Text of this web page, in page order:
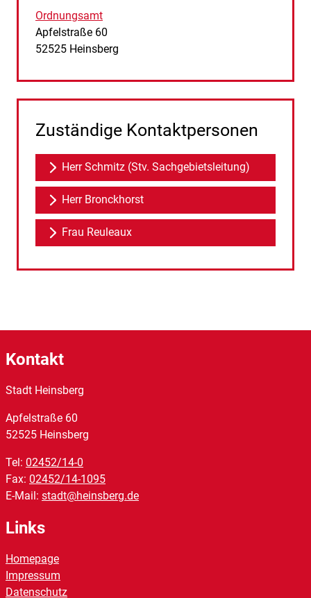
Ordnungsamt
Straße:
Apfelstraße Hausnummer:
60
PLZ:
52525 Ort:
Heinsberg
Zuständige Kontaktpersonen
Herr Schmitz (Stv. Sachgebietsleitung)
Herr Bronckhorst
Frau Reuleaux
Kontakt
Stadt Heinsberg
Apfelstraße 60
52525 Heinsberg
Tel: 02452/14-0
Fax: 02452/14-1095
E-Mail: stadt@heinsberg.de
Links
Homepage
Impressum
Datenschutz